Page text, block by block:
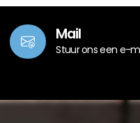
Mail
Stuur ons een e-